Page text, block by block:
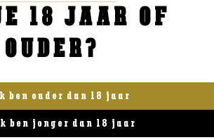
BESTELLEN
18 JAAR OF
OUDER?
ben ouder dan 18 jaar
ben jonger dan 18 jaar